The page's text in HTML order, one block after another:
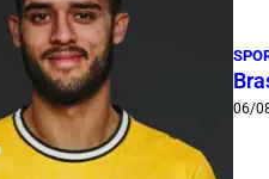
06/